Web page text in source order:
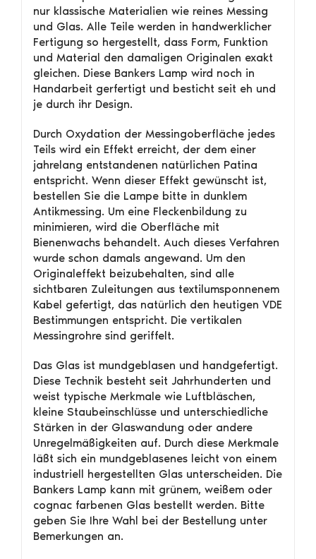
nur klassische Materialien wie reines Messing
und Glas. Alle Teile werden in handwerklicher
Fertigung so hergestellt, dass Form, Funktion
und Material den damaligen Originalen exakt
gleichen. Diese Bankers Lamp wird noch in
Handarbeit gerfertigt und besticht seit eh und
je durch ihr Design.
Durch Oxydation der Messingoberfläche jedes
Teils wird ein Effekt erreicht, der dem einer
jahrelang entstandenen natürlichen Patina
entspricht. Wenn dieser Effekt gewünscht ist,
bestellen Sie die Lampe bitte in dunklem
Antikmessing. Um eine Fleckenbildung zu
minimieren, wird die Oberfläche mit
Bienenwachs behandelt. Auch dieses Verfahren
wurde schon damals angewand. Um den
Originaleffekt beizubehalten, sind alle
sichtbaren Zuleitungen aus textilumsponnenem
Kabel gefertigt, das natürlich den heutigen VDE
Bestimmungen entspricht. Die vertikalen
Messingrohre sind geriffelt.
Das Glas ist mundgeblasen und handgefertigt.
Diese Technik besteht seit Jahrhunderten und
weist typische Merkmale wie Luftbläschen,
kleine Staubeinschlüsse und unterschiedliche
Stärken in der Glaswandung oder andere
Unregelmäßigkeiten auf. Durch diese Merkmale
läßt sich ein mundgeblasenes leicht von einem
industriell hergestellten Glas unterscheiden. Die
Bankers Lamp kann mit grünem, weißem oder
cognac farbenen Glas bestellt werden. Bitte
geben Sie Ihre Wahl bei der Bestellung unter
Bemerkungen an.